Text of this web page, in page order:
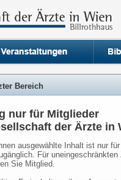
Bereich
nur für Mitglieder
der Ärzte in
ausgewählte Inhalt ist nur
Für
Sie Mitglied.